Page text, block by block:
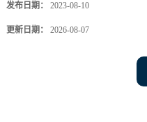
发布日期： 2023-08-10
更新日期： 2026-08-07